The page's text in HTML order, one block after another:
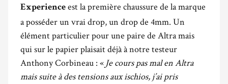
Experience est la première chaussure de la marque
a posséder un vrai drop, un drop de 4mm. Un
élément particulier pour une paire de Altra mais
qui sur le papier plaisait déjà à notre testeur
Anthony Corbineau : « Je cours pas mal en Altra
mais suite à des tensions aux ischios, j’ai pris